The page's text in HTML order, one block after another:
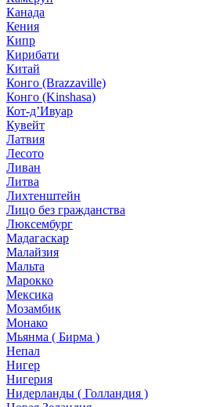
Канада
Кения
Кипр
Кирибати
Китай
Конго (Brazzaville)
Конго (Kinshasa)
Кот-д’Ивуар
Кувейт
Латвия
Лесото
Ливан
Литва
Лихтенштейн
Лицо без гражданства
Люксембург
Мадагаскар
Малайзия
Мальта
Марокко
Мексика
Мозамбик
Монако
Мьянма ( Бирма )
Непал
Нигер
Нигерия
Нидерланды ( Голландия )